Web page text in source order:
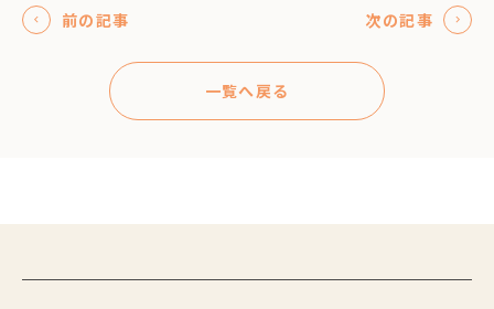
前の記事 次の記事
一覧へ戻る